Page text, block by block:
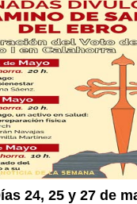
24, 25 y 27 de